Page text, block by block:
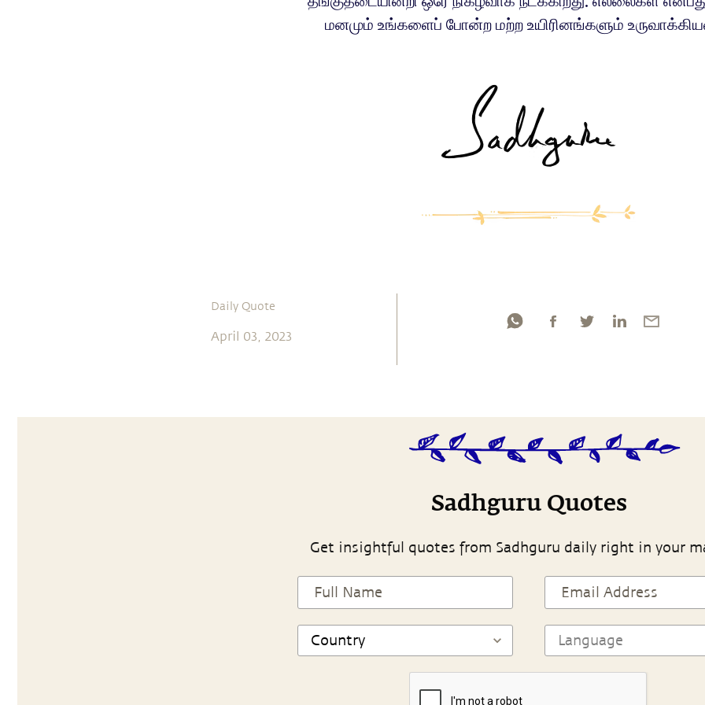
மனமும் உங்களைப் போன்ற மற்ற உயிரினங்களும்
Daily Quote
April 03, 2023
Sadhguru Quotes
Get insightful quotes from Sadhguru daily right in your